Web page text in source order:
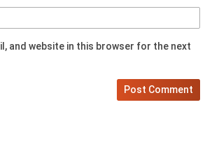
and website in this browser for the next